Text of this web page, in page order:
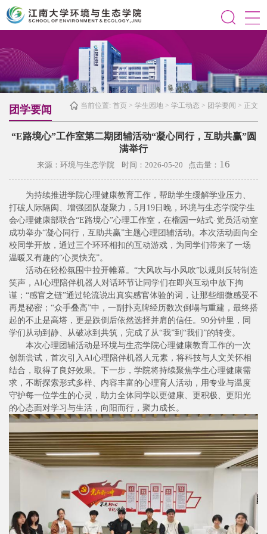
当前位置: 首页 > 学生园地 > 学工动态 > 团学要闻 > 正文
团学要闻
“E路境心”工作室第二期团辅活动“凝心同行，互助共赢”圆
满举行
来源：环境与生态学院 时间：2026-05-20 点击量： 16
为持续推进学院心理健康教育工作，帮助学生缓解学业压力、
打破人际隔阂、增强团队凝聚力，5月19日晚，环境与生态学院学生
会心理健康部联合“E路境心”心理工作室，在榴园一站式·党员活动室
成功举办“凝心同行，互助共赢”主题心理团辅活动。本次活动面向全
校同学开放，通过三个环环相扣的互动游戏，为同学们带来了一场
温暖又有趣的“心灵快充”。
活动在轻松氛围中拉开帷幕。“大风吹与小风吹”以规则反转制造
笑声，AI心理陪伴机器人对话环节让同学们在即兴互动中放下拘
谨；“感官之链”通过轮流说出真实感官体验的词，让那些细微感受不
再是秘密；“众手叠高”中，一副扑克牌经历数次倒塌与重建，最终搭
起的不止是高塔，更是跌倒后依然选择并肩的信任。90分钟里，同
学们从动到静、从破冰到共筑，完成了从“我”到“我们”的转变。
本次心理团辅活动是环境与生态学院心理健康教育工作的一次
创新尝试，首次引入AI心理陪伴机器人元素，将科技与人文关怀相
结合，取得了良好效果。下一步，学院将持续聚焦学生心理健康需
求，不断探索形式多样、内容丰富的心理育人活动，用专业与温度
守护每一位学生的心灵，助力全体同学以更健康、更积极、更阳光
的心态面对学习与生活，向阳而行，聚力成长。